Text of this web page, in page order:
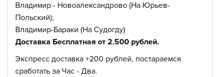
Владимир - Новоалександрово (На Юрьев-
Польский);
Владимир-Бараки (На Судогду)
Доставка Бесплатная от 2.500 рублей.
Экспресс доставка +200 рублей, постараемся
сработать за Час - Два.